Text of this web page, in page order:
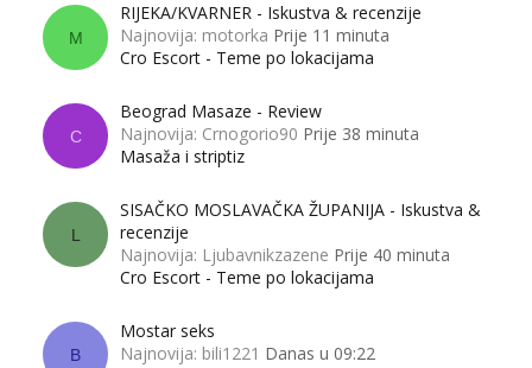
M
RIJEKA/KVARNER - Iskustva & recenzije
Najnovija: motorka Prije 11 minuta
Cro Escort - Teme po lokacijama
C
Beograd Masaze - Review
Najnovija: Crnogorio90 Prije 38 minuta
Masaža i striptiz
L
SISAČKO MOSLAVAČKA ŽUPANIJA - Iskustva &
recenzije
Najnovija: Ljubavnikzazene Prije 40 minuta
Cro Escort - Teme po lokacijama
B
Mostar seks
Najnovija: bili1221 Danas u 09:22